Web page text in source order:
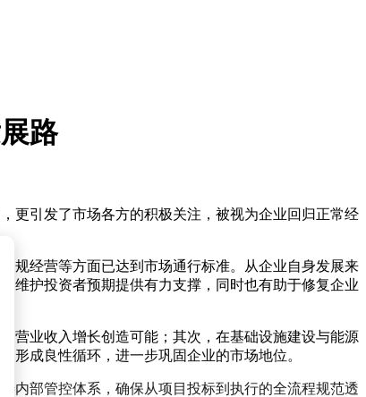
路
更引发了市场各方的积极关注，被视为企业回归正常经
规经营等方面已达到市场通行标准。从企业自身发展来
维护投资者预期提供有力支撑，同时也有助于修复企业
营业收入增长创造可能；其次，在基础设施建设与能源
形成良性循环，进一步巩固企业的市场地位。
内部管控体系，确保从项目投标到执行的全流程规范透